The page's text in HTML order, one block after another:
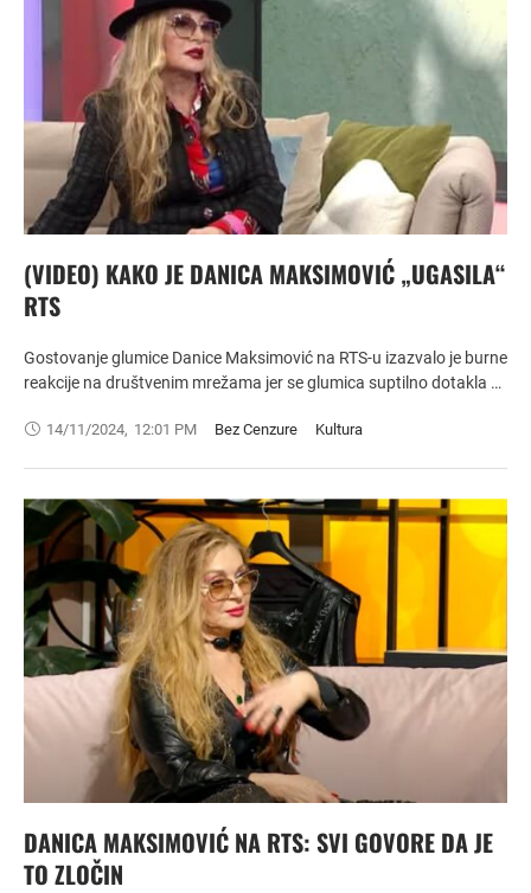
(VIDEO) KAKO JE DANICA MAKSIMOVIĆ „UGASILA“
RTS
Gostovanje glumice Danice Maksimović na RTS-u izazvalo je burne
reakcije na društvenim mrežama jer se glumica suptilno dotakla …
14/11/2024, 12:01 PM Bez Cenzure Kultura
DANICA MAKSIMOVIĆ NA RTS: SVI GOVORE DA JE
TO ZLOČIN